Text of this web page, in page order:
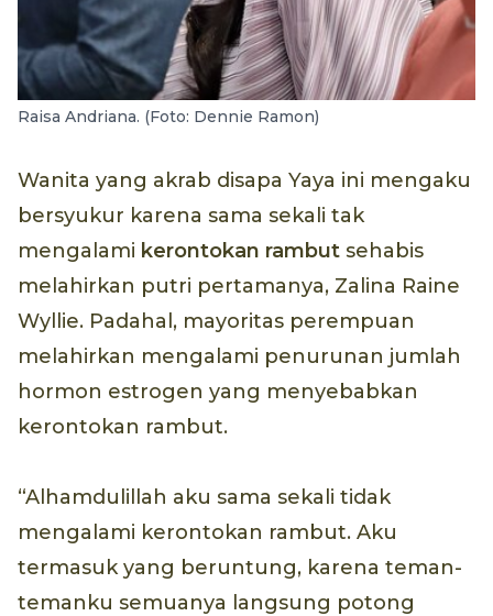
Raisa Andriana. (Foto: Dennie Ramon)
Wanita yang akrab disapa Yaya ini mengaku
bersyukur karena sama sekali tak
mengalami kerontokan rambut sehabis
melahirkan putri pertamanya, Zalina Raine
Wyllie. Padahal, mayoritas perempuan
melahirkan mengalami penurunan jumlah
hormon estrogen yang menyebabkan
kerontokan rambut.
“Alhamdulillah aku sama sekali tidak
mengalami kerontokan rambut. Aku
termasuk yang beruntung, karena teman-
temanku semuanya langsung potong